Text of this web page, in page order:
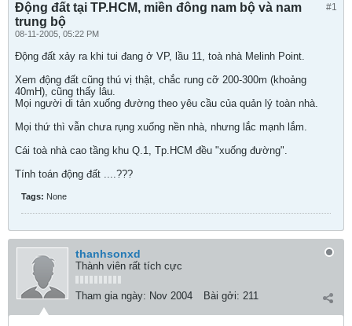
#1
Động đất tại TP.HCM, miền đông nam bộ và nam
trung bộ
08-11-2005, 05:22 PM
Động đất xảy ra khi tui đang ở VP, lầu 11, toà nhà Melinh Point.
Xem động đất cũng thú vị thật, chắc rung cỡ 200-300m (khoảng
40mH), cũng thấy lâu.
Mọi người di tản xuống đường theo yêu cầu của quản lý toàn nhà.
Mọi thứ thì vẫn chưa rụng xuống nền nhà, nhưng lắc mạnh lắm.
Cái toà nhà cao tầng khu Q.1, Tp.HCM đều "xuống đường".
Tính toán động đất ....???
Tags: None
thanhsonxd
Thành viên rất tích cực
Tham gia ngày: Nov 2004 Bài gởi: 211